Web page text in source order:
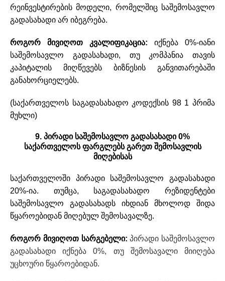
რეინვესტირების მოდელი, რომელშიც საშემოსავლო
გადასახადი არ იბეგრება.
როგორ მივიღოთ კვალიფიკაცია: იქნება 0%-იანი
საშემოსავლო გადასახადი, თუ კომპანია თავის
კაპიტალის მიღწევებს ბიზნესის განვითარებაში
განახორციელებს.
(საქართველოს საგადასახადო კოდექსის 98 1 პრიმა
მუხლი)
9. პირადი საშემოსავლო გადასახადი 0%
საქართველოს ფარგლებს გარეთ შემოსავლის
მიღებისას
საქართველოში პირადი საშემოსავლო გადასახადი
20%-ია. თუმცა, საგადასახადო რეზიდენტები
საშემოსავლო გადასახადს იხდიან მხოლოდ შიდა
წყაროებიდან მიღებულ შემოსავალზე.
როგორ მივიღოთ სარგებელი:პირადი საშემოსავლო
გადასახადი იქნება 0%, თუ შემოსავალი მიიღება
უცხოური წყაროებიდან.